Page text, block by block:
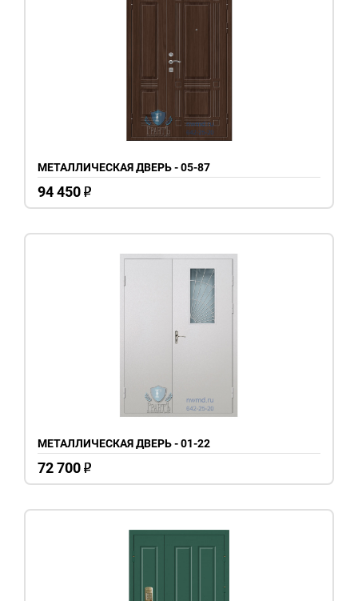
МЕТАЛЛИЧЕСКАЯ ДВЕРЬ - 05-87
94 450 o
МЕТАЛЛИЧЕСКАЯ ДВЕРЬ - 01-22
72 700 o